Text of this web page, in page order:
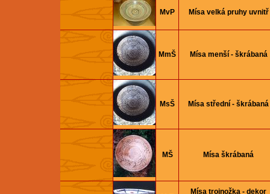
MvP Mísa velká pruhy uvnitř
MmŠ Mísa menší - škrábaná
MsŠ Mísa střední - škrábaná
MŠ Mísa škrábaná
Mísa trojnožka - dekor